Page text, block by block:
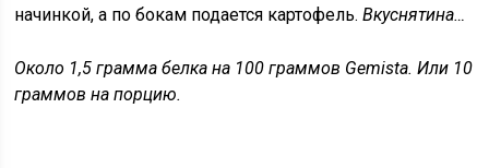
начинкой, а по бокам подается картофель.Вкуснятина…
Около 1,5 грамма белка на 100 граммов Gemista. Или 10
граммов на порцию.